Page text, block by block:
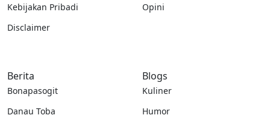
Kebijakan Pribadi
Disclaimer
Opini
Berita
Bonapasogit
Danau Toba
Blogs
Kuliner
Humor